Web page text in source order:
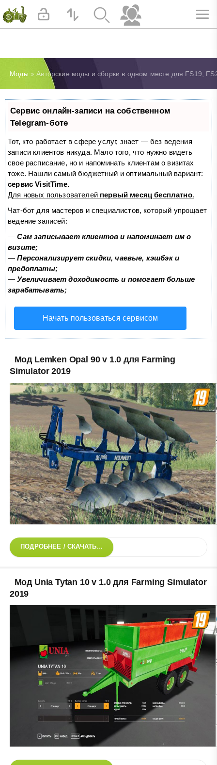
Моды » Авторские моды и сборки в одном месте для FS19,
Сервис онлайн-записи на собственном
Telegram-боте
Тот, кто работает в сфере услуг, знает — без ведения
записи клиентов никуда. Мало того, что нужно видеть
свое расписание, но и напоминать клиентам о визитах
тоже. Нашли самый бюджетный и оптимальный вариант:
сервис VisitTime.
Для новых пользователей первый месяц бесплатно.
Чат-бот для мастеров и специалистов, который упрощает
ведение записей:
—Сам записывает клиентов и напоминает им о
визите;
—Персонализирует скидки, чаевые, кэшбэк и
предоплаты;
—Увеличивает доходимость и помогает больше
зарабатывать;
Начать пользоваться сервисом
Мод Lemken Opal 90 v 1.0 для Farming
Simulator 2019
ПОДРОБНЕЕ / СКАЧАТЬ...
Мод Unia Tytan 10 v 1.0 для Farming Simulator
2019